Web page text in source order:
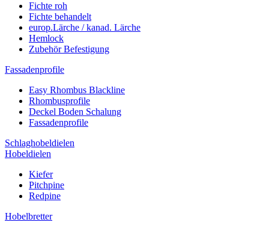
Fichte roh
Fichte behandelt
europ.Lärche / kanad. Lärche
Hemlock
Zubehör Befestigung
Fassadenprofile
Easy Rhombus Blackline
Rhombusprofile
Deckel Boden Schalung
Fassadenprofile
Schlaghobeldielen
Hobeldielen
Kiefer
Pitchpine
Redpine
Hobelbretter